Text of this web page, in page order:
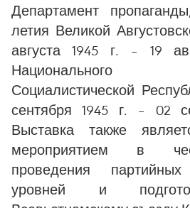
Департамент
летия Великой
августа 1945 г. – 19
Национального
Социалистической
сентября 1945 г. – 02
Выставка также
мероприятием в
проведения
уровней и